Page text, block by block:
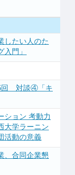
したい人のた
門」
回 対談④「キ
ション 考動力
大学ラーニン
活動の意義
、合同企業懇